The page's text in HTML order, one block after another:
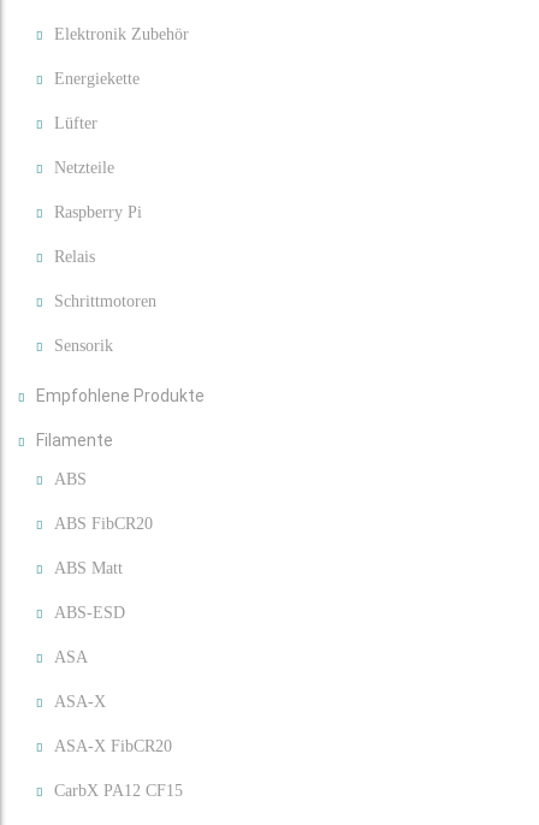
Elektronik Zubehör
Energiekette
Lüfter
Netzteile
Raspberry Pi
Relais
Schrittmotoren
Sensorik
Empfohlene Produkte
Filamente
ABS
ABS FibCR20
ABS Matt
ABS-ESD
ASA
ASA-X
ASA-X FibCR20
CarbX PA12 CF15